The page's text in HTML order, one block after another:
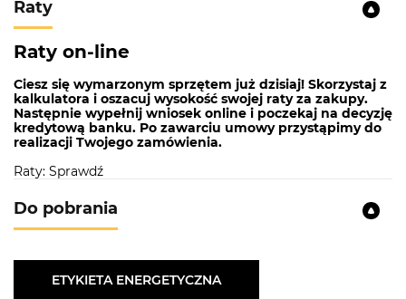
Raty
Raty on-line
Ciesz się wymarzonym sprzętem już dzisiaj! Skorzystaj z
kalkulatora i oszacuj wysokość swojej raty za zakupy.
Następnie wypełnij wniosek online i poczekaj na decyzję
kredytową banku. Po zawarciu umowy przystąpimy do
realizacji Twojego zamówienia.
Raty: Sprawdź
Do pobrania
ETYKIETA ENERGETYCZNA